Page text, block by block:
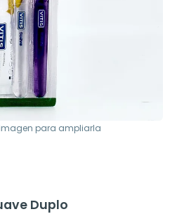
para ampliarla
Duplo